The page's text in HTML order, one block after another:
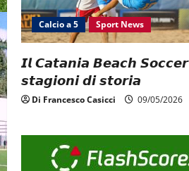
Calcio a 5 Sport News
𝙄𝙡 𝘾𝙖𝙩𝙖𝙣𝙞𝙖 𝘽𝙚𝙖𝙘𝙝
𝙨𝙩𝙖𝙜𝙞𝙤𝙣𝙞 𝙙𝙞 𝙨𝙩𝙤𝙧𝙞𝙖
Di Francesco Casicci 09/05/2026